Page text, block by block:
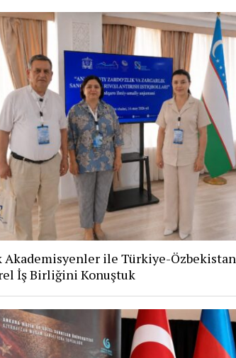
Akademisyenler ile Türkiye-Özbekistan
İş Birliğini Konuştuk